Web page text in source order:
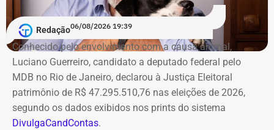
Redação06/08/2026 19:39
Conhecido pelo envolvimento com a causa animal,
Luciano Guerreiro, candidato a deputado federal pelo
MDB no Rio de Janeiro, declarou à Justiça Eleitoral
patrimônio de R$ 47.295.510,76 nas eleições de 2026,
segundo os dados exibidos nos prints do sistema
DivulgaCandContas.